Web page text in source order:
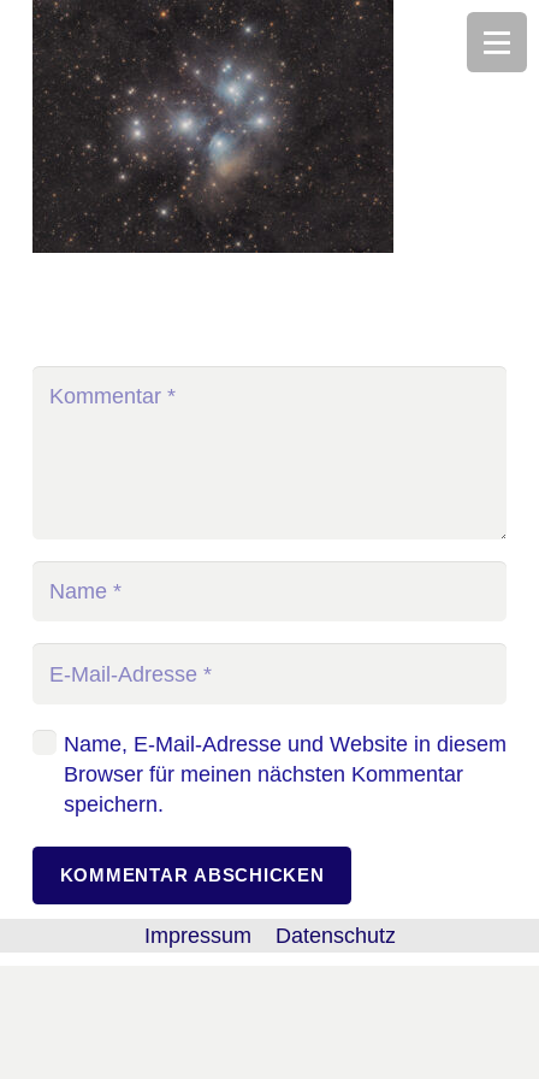
Name, E-Mail-Adresse und Website in diesem
Browser für meinen nächsten Kommentar
speichern.
KOMMENTAR ABSCHICKEN
Impressum Datenschutz